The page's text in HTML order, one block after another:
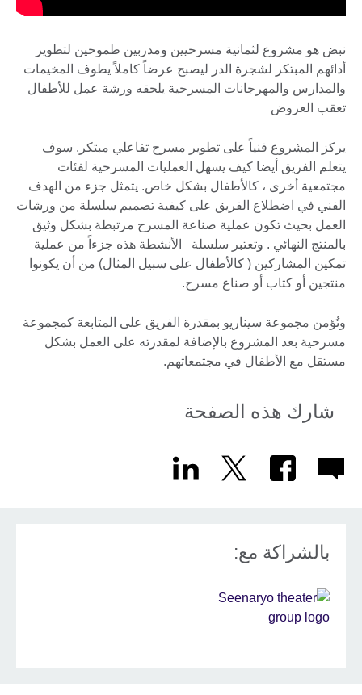
نبض هو مشروع لثمانية مسرحيين ومدربين طموحين لتطوير
أدائهم المبتكر لشجرة الدر ليصبح عرضاً كاملاً يطوف المخيمات
والمدارس والمهرجانات المسرحية يلحقه ورشة عمل للأطفال
تعقب العروض
يركز المشروع فنياً على تطوير مسرح تفاعلي مبتكر. سوف
يتعلم الفريق أيضا كيف يسهل العمليات المسرحية لفئات
مجتمعية أخرى ، كالأطفال بشكل خاص. يتمثل جزء من الهدف
الفني في اضطلاع الفريق على كيفية تصميم سلسلة من ورشات
العمل بحيث تكون عملية صناعة المسرح مرتبطة بشكل وثيق
بالمنتج النهائي . وتعتبر سلسلة الأنشطة هذه جزءاً من عملية
تمكين المشاركين ( كالأطفال على سبيل المثال) من أن يكونوا
منتجين أو كتاب أو صناع مسرح.
وتُؤمن مجموعة سيناريو بمقدرة الفريق على المتابعة كمجموعة
مسرحية بعد المشروع بالإضافة لمقدرته على العمل بشكل
مستقل مع الأطفال في مجتمعاتهم.
شارك هذه الصفحة
بالشراكة مع: